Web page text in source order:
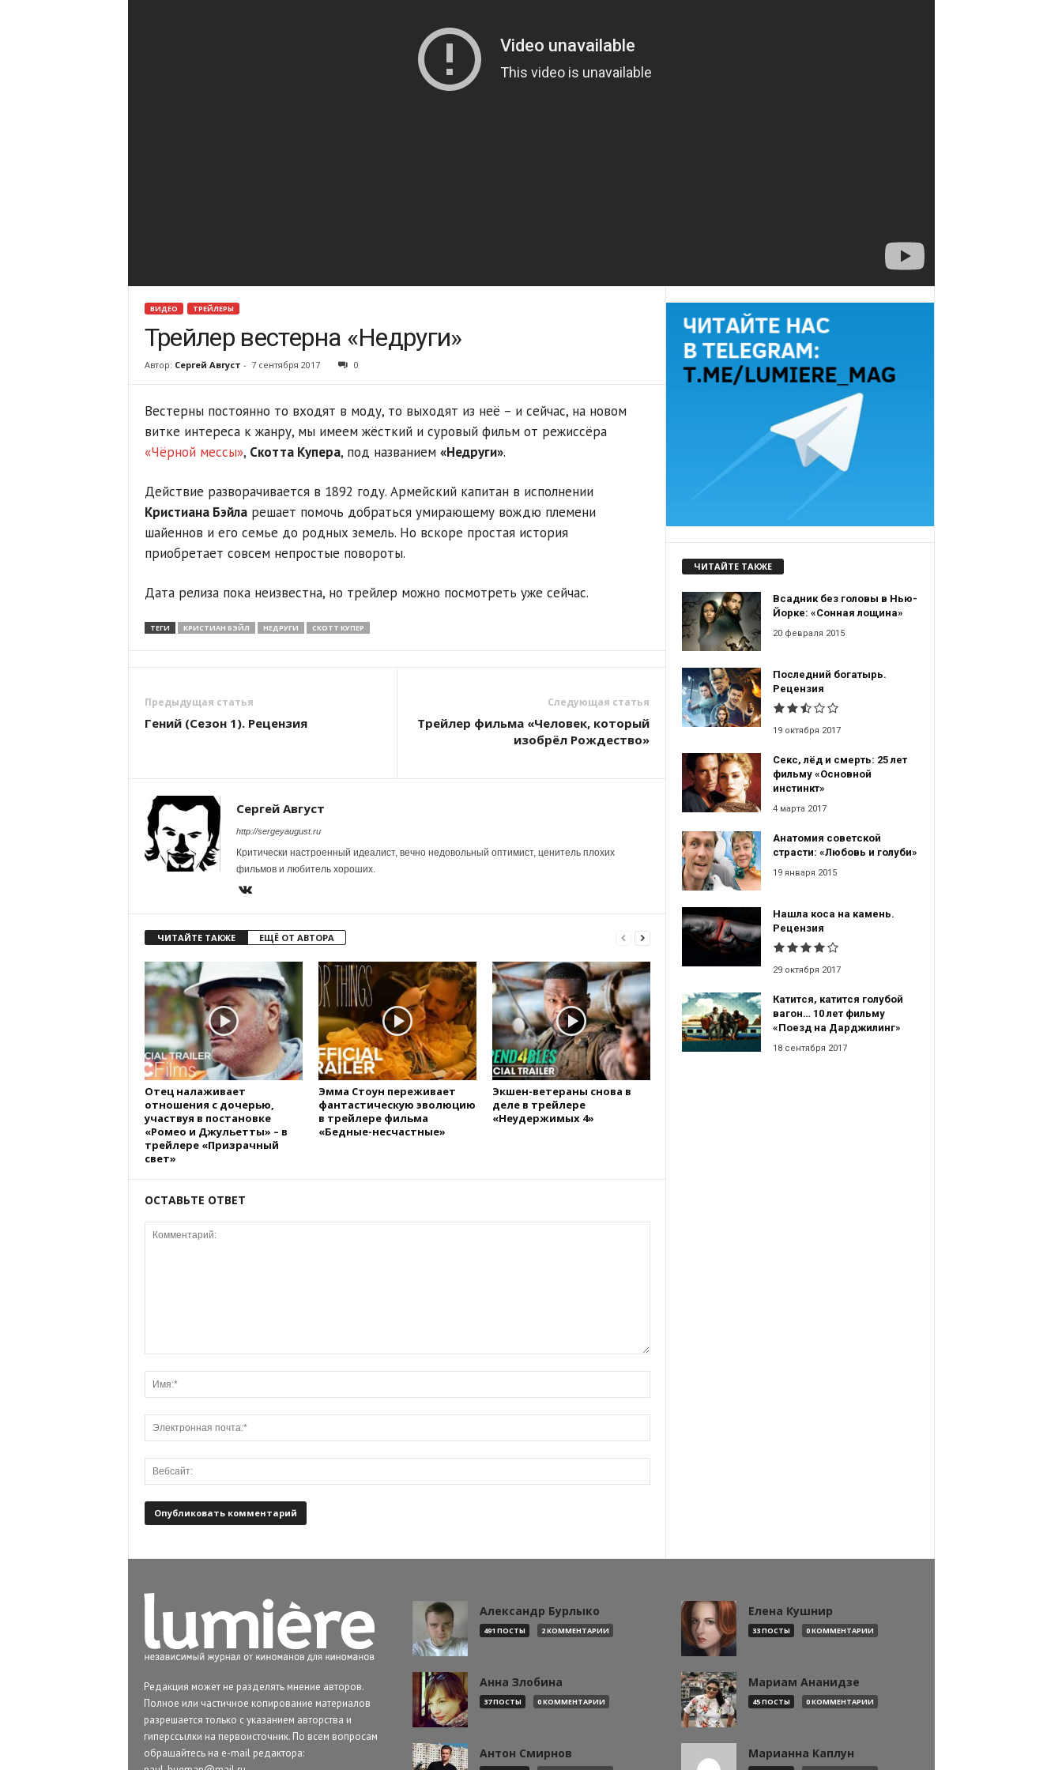
ВИДЕО ТРЕЙЛЕРЫ
Трейлер вестерна «Недруги»
Автор: Сергей Август - 7 сентября 2017 0
Вестерны постоянно то входят в моду, то выходят из неё – и сейчас, на новом
витке интереса к жанру, мы имеем жёсткий и суровый фильм от режиссёра
«Чёрной мессы», Скотта Купера, под названием «Недруги».
Действие разворачивается в 1892 году. Армейский капитан в исполнении
Кристиана Бэйларешает помочь добраться умирающему вождю племени
шайеннов и его семье до родных земель. Но вскоре простая история
приобретает совсем непростые повороты.
Дата релиза пока неизвестна, но трейлер можно посмотреть уже сейчас.
ТЕГИ КРИСТИАН БЭЙЛ НЕДРУГИ СКОТТ КУПЕР
Предыдущая статья
Гений (Сезон 1). Рецензия
Следующая статья
Трейлер фильма «Человек, который
изобрёл Рождество»
Сергей Август
http://sergeyaugust.ru
Критически настроенный идеалист, вечно недовольный оптимист, ценитель плохих
фильмов и любитель хороших.
ЧИТАЙТЕ ТАКЖЕ ЕЩЁ ОТ АВТОРА
Отец налаживает
отношения с дочерью,
участвуя в постановке
«Ромео и Джульетты» – в
трейлере «Призрачный
свет»
Эмма Стоун переживает
фантастическую эволюцию
в трейлере фильма
«Бедные-несчастные»
Экшен-ветераны снова в
деле в трейлере
«Неудержимых 4»
ОСТАВЬТЕ ОТВЕТ
ЧИТАЙТЕ ТАКЖЕ
Всадник без головы в Нью-
Йорке: «Сонная лощина»
20 февраля 2015
Последний богатырь.
Рецензия
19 октября 2017
Секс, лёд и смерть: 25 лет
фильму «Основной
инстинкт»
4 марта 2017
Анатомия советской
страсти: «Любовь и голуби»
19 января 2015
Нашла коса на камень.
Рецензия
29 октября 2017
Катится, катится голубой
вагон… 10 лет фильму
«Поезд на Дарджилинг»
18 сентября 2017
Редакция может не разделять мнение авторов.
Полное или частичное копирование материалов
разрешается только с указанием авторства и
гиперссылки на первоисточник. По всем вопросам
обращайтесь на e-mail редактора:
Александр Бурлыко
491 ПОСТЫ 2 КОММЕНТАРИИ
Анна Злобина
37 ПОСТЫ 0 КОММЕНТАРИИ
Антон Смирнов
Елена Кушнир
33 ПОСТЫ 0 КОММЕНТАРИИ
Мариам Ананидзе
45 ПОСТЫ 0 КОММЕНТАРИИ
Марианна Каплун